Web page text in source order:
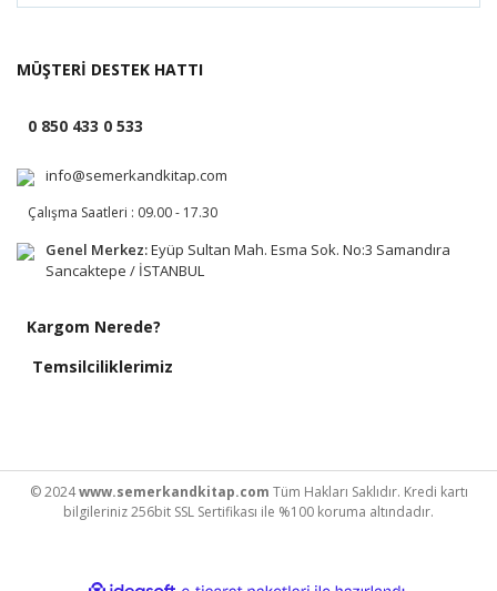
MÜŞTERİ DESTEK HATTI
0 850 433 0 533
info@semerkandkitap.com
Çalışma Saatleri : 09.00 - 17.30
Genel Merkez:Eyüp Sultan Mah. Esma Sok. No:3 Samandıra
Sancaktepe / İSTANBUL
Kargom Nerede?
Temsilciliklerimiz
© 2024www.semerkandkitap.com Tüm Hakları Saklıdır. Kredi kartı
bilgileriniz 256bit SSL Sertifikası ile %100 koruma altındadır.